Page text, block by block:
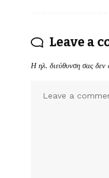
Leave a
Η ηλ. διεύθυνση σας δεν